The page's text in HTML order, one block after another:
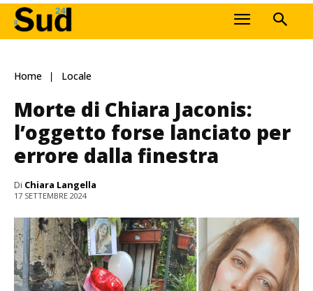
Home Locale
Morte di Chiara Jaconis:
l’oggetto forse lanciato per
errore dalla finestra
Di Chiara Langella
17 SETTEMBRE 2024